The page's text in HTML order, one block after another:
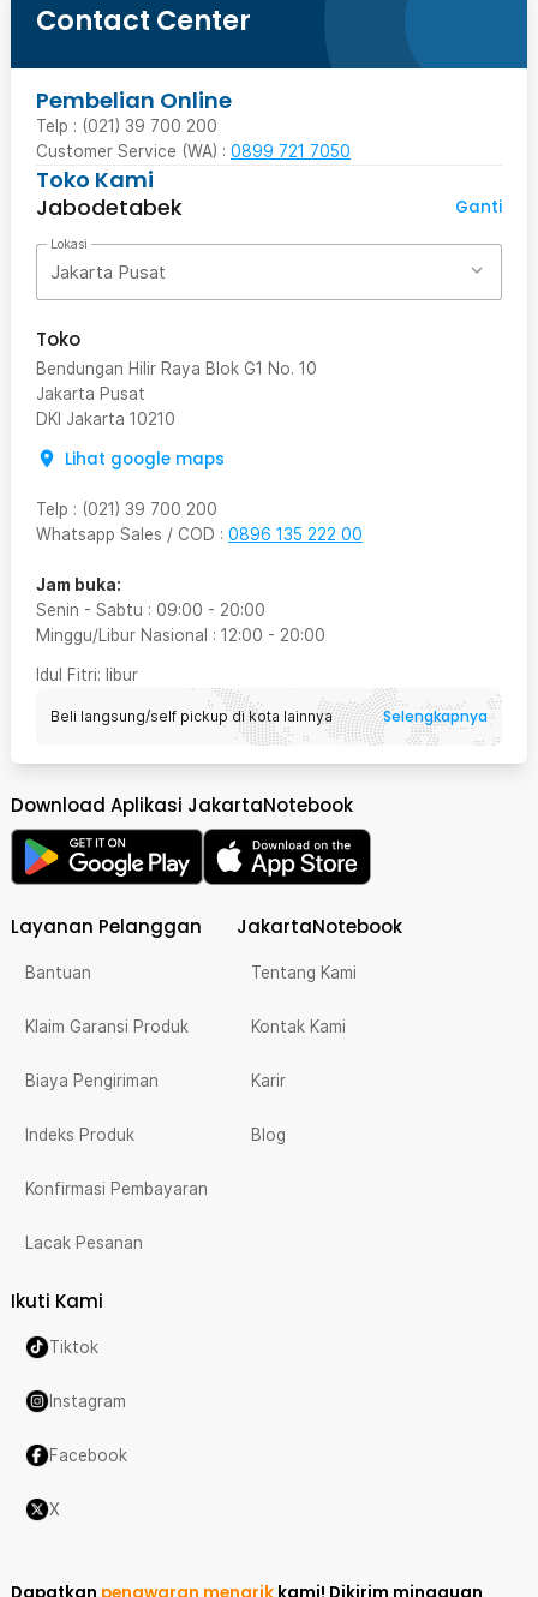
Contact Center
Pembelian Online
Telp : (021) 39 700 200
Customer Service (WA) : 0899 721 7050
Toko Kami
Jabodetabek
Ganti
Lokasi
Jakarta Pusat
Toko
Bendungan Hilir Raya Blok G1 No. 10
Jakarta Pusat
DKI Jakarta 10210
Lihat google maps
Telp : (021) 39 700 200
Whatsapp Sales / COD : 0896 135 222 00
Jam buka:
Senin - Sabtu : 09:00 - 20:00
Minggu/Libur Nasional : 12:00 - 20:00
Idul Fitri: libur
Beli langsung/self pickup di kota lainnya Selengkapnya
Download Aplikasi JakartaNotebook
Layanan Pelanggan
Bantuan
Klaim Garansi Produk
Biaya Pengiriman
Indeks Produk
Konfirmasi Pembayaran
Lacak Pesanan
JakartaNotebook
Tentang Kami
Kontak Kami
Karir
Blog
Ikuti Kami
Tiktok
Instagram
Facebook
X
Dapatkan penawaran menarik kami! Dikirim mingguan